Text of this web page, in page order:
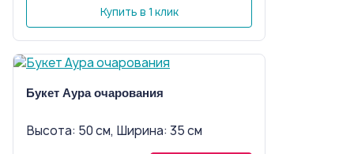
Купить в 1 клик
Букет Аура очарования
Высота: 50 см, Ширина: 35 см